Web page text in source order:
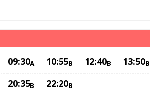
09:30A 10:55B 12:40B 13:50B
20:35B 22:20B